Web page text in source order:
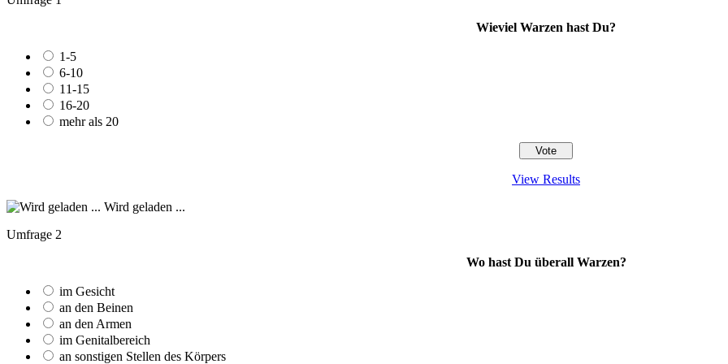
Wieviel Warzen hast Du?
1-5
6-10
11-15
16-20
mehr als 20
View Results
Wird geladen ...
Umfrage 2
Wo hast Du überall Warzen?
im Gesicht
an den Beinen
an den Armen
im Genitalbereich
an sonstigen Stellen des Körpers